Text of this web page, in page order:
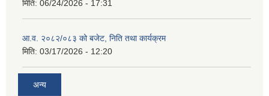
मिति: 06/24/2026 - 17:31
आ.व. २०८२/०८३ को बजेट, निति तथा कार्यक्रम
मिति: 03/17/2026 - 12:20
अन्य